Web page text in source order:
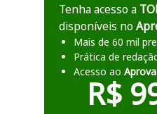
Tenha acesso a
disponíveis no
Mais de 60 mil
Prática de
Acesso ao
R$